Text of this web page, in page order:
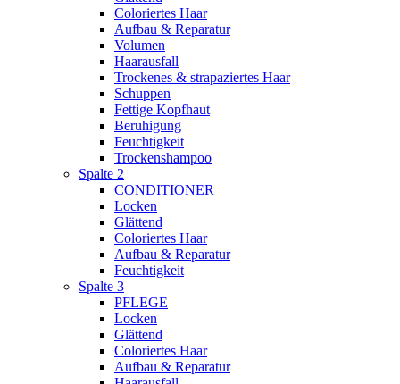
Coloriertes Haar
Aufbau & Reparatur
Volumen
Haarausfall
Trockenes & strapaziertes Haar
Schuppen
Fettige Kopfhaut
Beruhigung
Feuchtigkeit
Trockenshampoo
Spalte 2
CONDITIONER
Locken
Glättend
Coloriertes Haar
Aufbau & Reparatur
Feuchtigkeit
Spalte 3
PFLEGE
Locken
Glättend
Coloriertes Haar
Aufbau & Reparatur